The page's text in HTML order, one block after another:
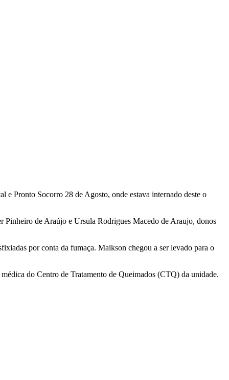
Pronto Socorro 28 de Agosto, onde estava internado deste o
de Araújo e Ursula Rodrigues Macedo de Araujo, donos
por conta da fumaça. Maikson chegou a ser levado para o
do Centro de Tratamento de Queimados (CTQ) da unidade.